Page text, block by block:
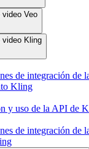
video Veo
video Kling
de integración de
Kling
y uso de la API de
de integración de